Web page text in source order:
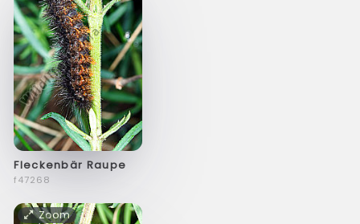
Fleckenbär Raupe
f47268
Zoom